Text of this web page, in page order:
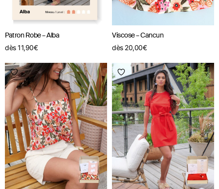
Patron Robe – Alba
dès11,90€
Viscose – Cancun
dès 20,00€